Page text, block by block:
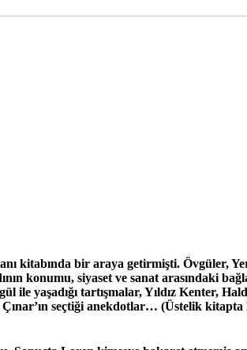
anı kitabında bir araya getirmişti. Övgüler,
konumu, siyaset ve sanat arasındaki
ile yaşadığı tartışmalar, Yıldız Kenter,
seçtiği anekdotlar… (Üstelik kitapta